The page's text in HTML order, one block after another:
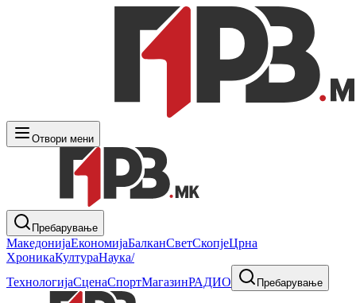
Отвори мени
Пребарување
МакедонијаЕкономијаБалканСветСкопјеЦрна
ХроникаКултураНаука/
ТехнологијаСценаСпортМагазинРАДИО Пребарување